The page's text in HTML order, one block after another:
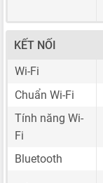
KẾT NỐI
Wi-Fi
Chuẩn Wi-Fi
Tính năng Wi-
Fi
Bluetooth